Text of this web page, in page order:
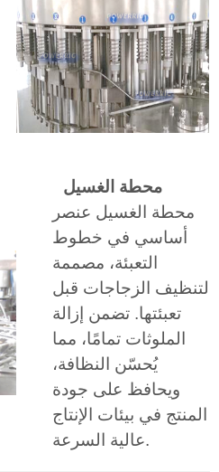
محطة الغسيل
محطة الغسيل عنصر
أساسي في خطوط
التعبئة، مصممة
لتنظيف الزجاجات قبل
تعبئتها. تضمن إزالة
الملوثات تمامًا، مما
يُحسّن النظافة،
ويحافظ على جودة
المنتج في بيئات الإنتاج
عالية السرعة.